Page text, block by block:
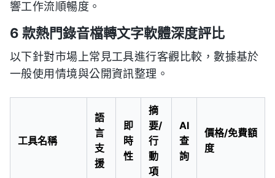
響工作流順暢度。
6 款熱門錄音檔轉文字軟體深度評比
以下針對市場上常見工具進行客觀比較，數據基於
一般使用情境與公開資訊整理。
工具名稱
語
言
支
援
即
時
性
摘
要/
行
動
項
AI
查
詢
價格/免費額
度